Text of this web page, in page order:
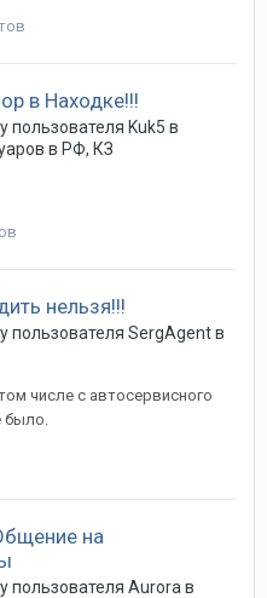
в Находке!!!
пользователя Kuk5 в
в РФ, КЗ
нельзя!!!
пользователя SergAgentв
числе с автосервисного
было.
на
пользователя Aurora в